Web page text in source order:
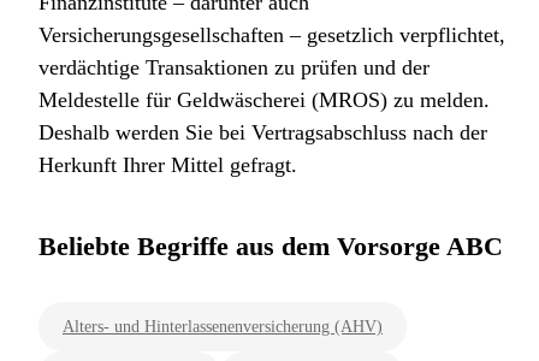
Versicherungsgesellschaften – gesetzlich verpflichtet,
verdächtige Transaktionen zu prüfen und der
Meldestelle für Geldwäscherei (MROS) zu melden.
Deshalb werden Sie bei Vertragsabschluss nach der
Herkunft Ihrer Mittel gefragt.
Beliebte Begriffe aus dem Vorsorge ABC
Alters- und Hinterlassenenversicherung (AHV)